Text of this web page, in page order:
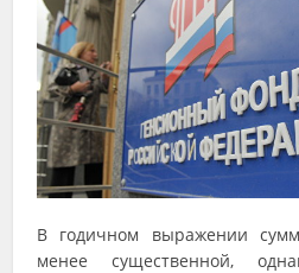
В годичном выражении
менее существенной,